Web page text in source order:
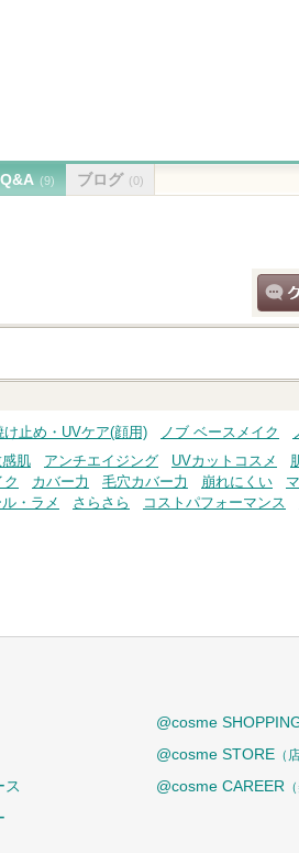
Q&A (9) ブログ (0)
け止め・UVケア(顔用) ノブ ベースメイク
肌 アンチエイジング UVカットコスメ
カバー力 毛穴カバー力 崩れにくい
・ラメ さらさら コストパフォーマンス
ス
@cosme
@cosme STORE （
@cosme CAREER